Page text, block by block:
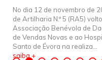
No dia 12 de novembro de
de Artilharia N.º 5 (RA5)
Associação Benévola de
de Vendas Novas e ao
Santo de Évora na realiza...
saiba +